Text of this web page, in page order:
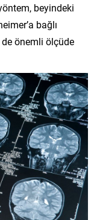
beyindeki
bağlı
önemli ölçüde